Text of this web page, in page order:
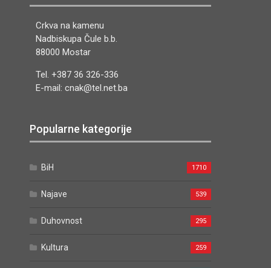
Crkva na kamenu
Nadbiskupa Čule b.b.
88000 Mostar
Tel. +387 36 326-336
E-mail: cnak@tel.net.ba
Popularne kategorije
BiH 1710
Najave 539
Duhovnost 295
Kultura 259